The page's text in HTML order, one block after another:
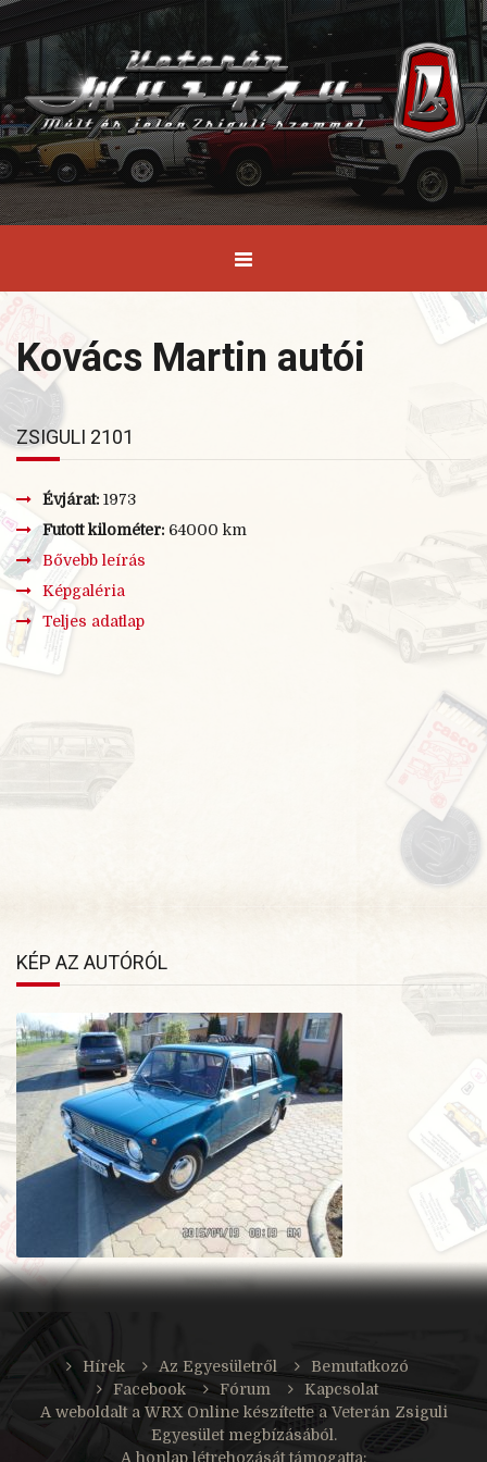
Kovács Martin autói
ZSIGULI 2101
Évjárat: 1973
Futott kilométer: 64000 km
Bővebb leírás
Képgaléria
Teljes adatlap
Az autónak a 2. tulajdonosa vagyok. Az előző tulajdonos
ban vásárolta, 64.000 km-
évben a gazdája már nem használta, az autó egy garázsban
46. Az
KÉP AZ AUTÓRÓL
Hírek Az Egyesületről
Bemutatkozó
Facebook
Fórum
Kapcsolat
A weboldalt a WRX Onlinekészítette a Veterán Zsiguli
Egyesület megbízásából.
A honlap létrehozását támogatta: